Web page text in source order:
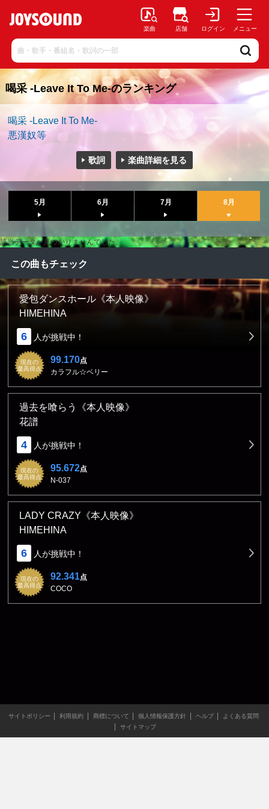
楽曲 店舗 ログイン メニュー
喝采 -Leave It To Me-のランキング
喝采 -Leave It To Me-
悪漢奴等
歌詞 楽曲詳細を見る
5月 6月 7月 8月
該当データが見つかりませんでした。
この曲もチェック
愛包ダンスホール《本人映像》
HIMEHINA
6 人が挑戦中！
現在の
最高得点
99.170点
カラフル☆ベリー
過去を喰らう《本人映像》
花譜
4 人が挑戦中！
現在の
最高得点
95.672点
N-037
LADY CRAZY《本人映像》
HIMEHINA
6 人が挑戦中！
現在の
最高得点
92.341点
COCO
サイトポリシー 利用規約 商標について 個人情報保護方針 ヘルプ
よくある質問
サイトマップ